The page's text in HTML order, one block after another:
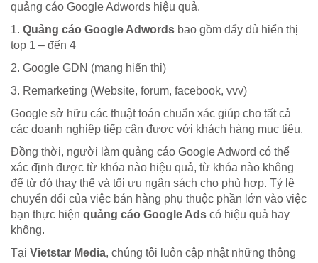
quảng cáo Google Adwords hiệu quả.
1. Quảng cáo Google Adwords bao gồm đẩy đủ hiển thị
top 1 – đến 4
2. Google GDN (mạng hiển thị)
3. Remarketing (Website, forum, facebook, vvv)
Google sở hữu các thuật toán chuẩn xác giúp cho tất cả
các doanh nghiệp tiếp cận được với khách hàng mục tiêu.
Đồng thời, người làm quảng cáo Google Adword có thể
xác định được từ khóa nào hiệu quả, từ khóa nào không
để từ đó thay thế và tối ưu ngân sách cho phù hợp. Tỷ lệ
chuyển đổi của việc bán hàng phụ thuộc phần lớn vào việc
bạn thực hiện quảng cáo Google Ads có hiệu quả hay
không.
Tại Vietstar Media, chúng tôi luôn cập nhật những thông